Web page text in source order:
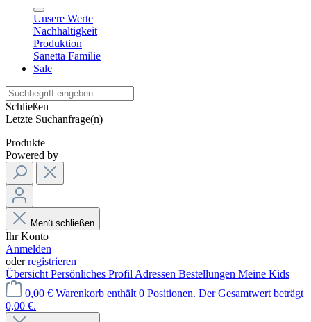
Unsere Werte
Nachhaltigkeit
Produktion
Sanetta Familie
Sale
Schließen
Letzte Suchanfrage(n)
Produkte
Powered by
Menü schließen
Ihr Konto
Anmelden
oderregistrieren
Übersicht Persönliches Profil Adressen Bestellungen Meine Kids
0,00 € Warenkorb enthält 0 Positionen. Der Gesamtwert beträgt
0,00 €.